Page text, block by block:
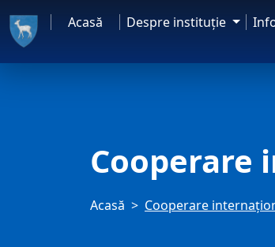
Acasă Despre instituţie
Cooperare
Acasă Cooperare